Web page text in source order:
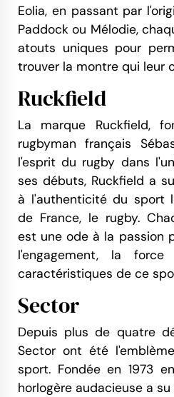
Eolia, en passant par
Paddock ou Mélodie,
atouts uniques pour
trouver la montre qui leur
Ruckfield
La marque Ruckfield,
rugbyman français
l'esprit du rugby dans
ses débuts, Ruckfield a
à l'authenticité du sport
de France, le rugby.
est une ode à la passion
l'engagement, la
caractéristiques de ce
Sector
Depuis plus de quatre
Sector ont été
sport. Fondée en 1973
horlogère audacieuse a